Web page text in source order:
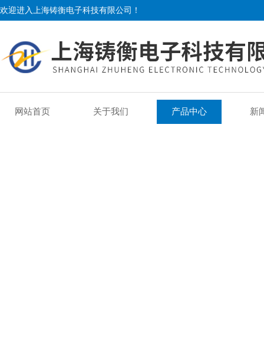
欢迎进入上海铸衡电子科技有限公司！
网站首页 关于我们 产品中心 新